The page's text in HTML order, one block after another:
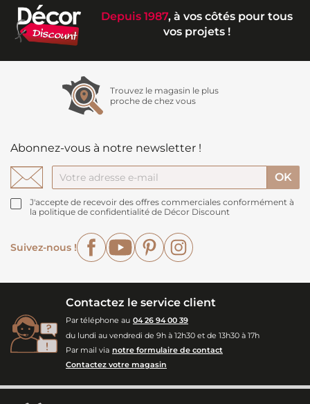
Depuis 1987, à vos côtés pour tous
vos projets !
Trouvez le magasin le plus
proche de chez vous
Abonnez-vous à notre newsletter !
J'accepte de recevoir des offres commerciales conformément à
la politique de confidentialité de Décor Discount
Suivez-nous !
FacebookYouTubePinterest
Contactez le service client
Par téléphone au 04 26 94 00 39
du lundi au vendredi de 9h à 12h30 et de 13h30 à 17h
Par mail via notre formulaire de contact
Contactez votre magasin